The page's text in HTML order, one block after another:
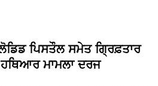
ਪਿਸਤੌਲ ਸਮੇਤ ਗ੍ਰਿਫ਼ਤਾਰ
ਮਾਮਲਾ ਦਰਜ